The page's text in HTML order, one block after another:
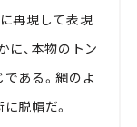
再現して表現
に、本物のトン
ある。網のよ
脱帽だ。